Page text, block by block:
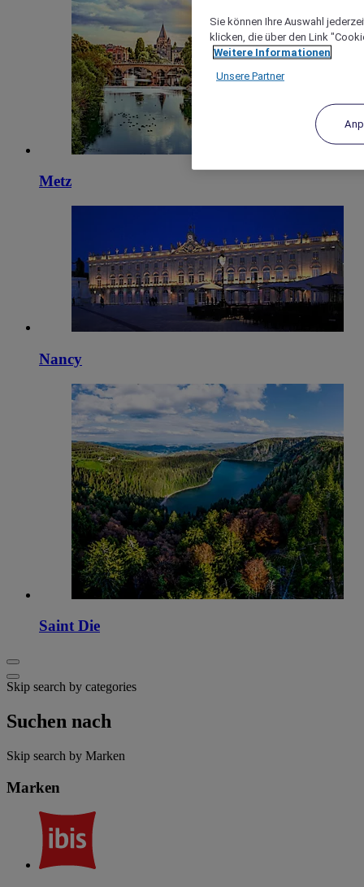
Metz
Nancy
Saint Die
Skip search by categories
Suchen nach
Skip search by Marken
Marken
Sie können Ihre Auswahl
klicken, die über den Link
Weitere Informationen
Unsere Partner